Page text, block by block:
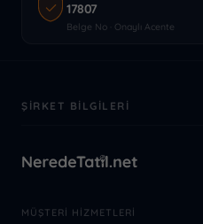
17807
Belge No · Onaylı Acente
ŞIRKET BILGILERI
MÜŞTERI HIZMETLERI